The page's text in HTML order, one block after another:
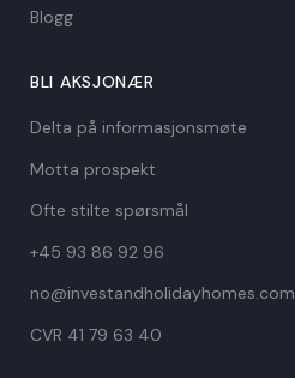
Blogg
BLI AKSJONÆR
Delta på informasjonsmøte
Motta prospekt
Ofte stilte spørsmål
+45 93 86 92 96
no@investandholidayhomes.com
CVR 41 79 63 40​